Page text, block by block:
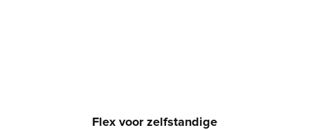
Flex voor zelfstandige